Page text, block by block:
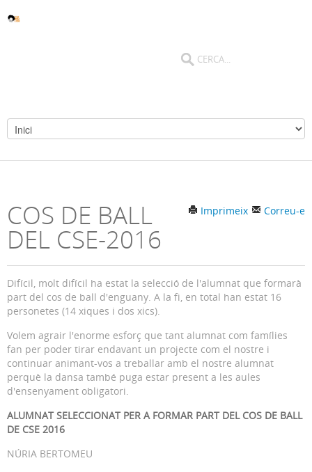
Correu-e
Imprimeix
COS DE BALL
DEL CSE-2016
Difícil, molt difícil ha estat la selecció de l'alumnat que formarà
part del cos de ball d'enguany. A la fi, en total han estat 16
personetes (14 xiques i dos xics).
Volem agrair l'enorme esforç que tant alumnat com famílies
fan per poder tirar endavant un projecte com el nostre i
continuar animant-vos a treballar amb el nostre alumnat
perquè la dansa també puga estar present a les aules
d'ensenyament obligatori.
ALUMNAT SELECCIONAT PER A FORMAR PART DEL COS DE BALL
DE CSE 2016
NÚRIA BERTOMEU